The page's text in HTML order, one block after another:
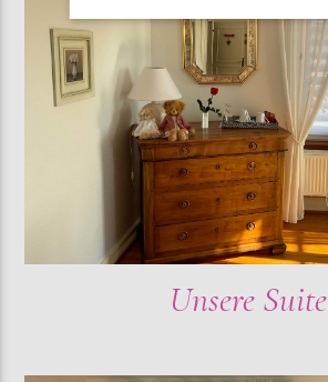
Unsere Suite